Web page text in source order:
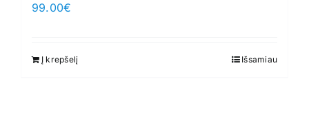
99.00€
Į krepšelį Išsamiau